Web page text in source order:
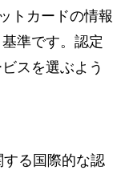
トカードの情報
準です。認定
スを選ぶよう
する国際的な認